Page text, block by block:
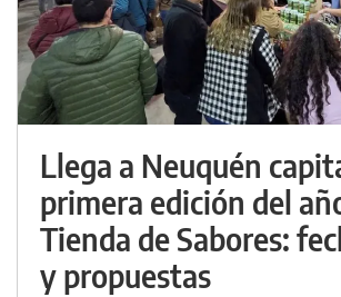
Llega a Neuquén
primera edición del
Tienda de Sabores:
y propuestas